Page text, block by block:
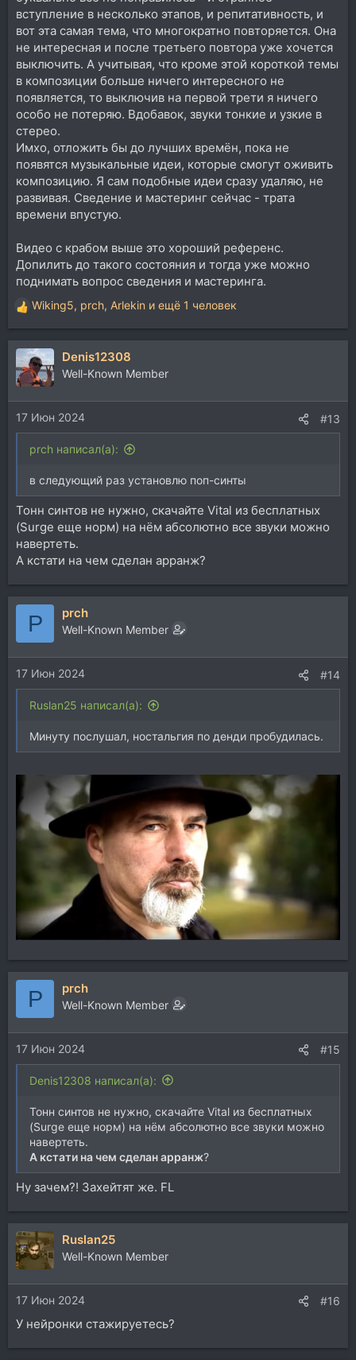
вступление в несколько этапов, и репитативность, и
вот эта самая тема, что многократно повторяется. Она
не интересная и после третьего повтора уже хочется
выключить. А учитывая, что кроме этой короткой темы
в композиции больше ничего интересного не
появляется, то выключив на первой трети я ничего
особо не потеряю. Вдобавок, звуки тонкие и узкие в
стерео.
Имхо, отложить бы до лучших времён, пока не
появятся музыкальные идеи, которые смогут оживить
композицию. Я сам подобные идеи сразу удаляю, не
развивая. Сведение и мастеринг сейчас - трата
времени впустую.
Видео с крабом выше это хороший референс.
Допилить до такого состояния и тогда уже можно
поднимать вопрос сведения и мастеринга.
Р
е
а
к
ц
и
и
:
Wiking5, prch, Arlekin и ещё 1 человек
Denis12308
Well-Known Member
17 Июн 2024 #13
prch написал(а):
в следующий раз установлю поп-синты
Тонн синтов не нужно, скачайте Vital из бесплатных
(Surge еще норм) на нём абсолютно все звуки можно
навертеть.
А кстати на чем сделан арранж?
P prch
Well-Known Member
17 Июн 2024 #14
Ruslan25 написал(а):
Минуту послушал, ностальгия по денди пробудилась.
P prch
Well-Known Member
17 Июн 2024 #15
Denis12308 написал(а):
Тонн синтов не нужно, скачайте Vital из бесплатных
(Surge еще норм) на нём абсолютно все звуки можно
навертеть.
А кстати на чем сделан арранж?
Ну зачем?! Захейтят же. FL
Ruslan25
Well-Known Member
17 Июн 2024 #16
У нейронки стажируетесь?